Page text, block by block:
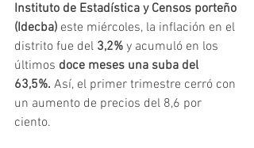
Instituto de Estadística y Censos porteño
(Idecba) este miércoles, la inflación en el
distrito fue del 3,2% y acumuló en los
últimos doce meses una suba del
63,5%. Así, el primer trimestre cerró con
un aumento de precios del 8,6 por
ciento.